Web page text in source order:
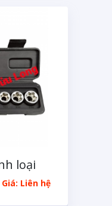
loại
Giá: Liên hệ